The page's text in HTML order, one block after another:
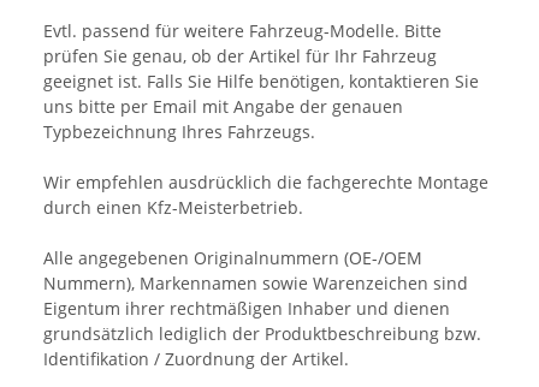
Evtl. passend für weitere Fahrzeug-Modelle. Bitte
prüfen Sie genau, ob der Artikel für Ihr Fahrzeug
geeignet ist. Falls Sie Hilfe benötigen, kontaktieren Sie
uns bitte per Email mit Angabe der genauen
Typbezeichnung Ihres Fahrzeugs.
Wir empfehlen ausdrücklich die fachgerechte Montage
durch einen Kfz-Meisterbetrieb.
Alle angegebenen Originalnummern (OE-/OEM
Nummern), Markennamen sowie Warenzeichen sind
Eigentum ihrer rechtmäßigen Inhaber und dienen
grundsätzlich lediglich der Produktbeschreibung bzw.
Identifikation / Zuordnung der Artikel.